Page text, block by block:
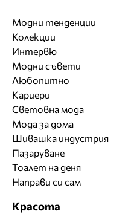
Модни тенденции
Колекции
Интервю
Модни съвети
Любопитно
Кариери
Световна мода
Мода за дома
Шивашка индустрия
Пазаруване
Тоалет на деня
Направи си сам
Красота